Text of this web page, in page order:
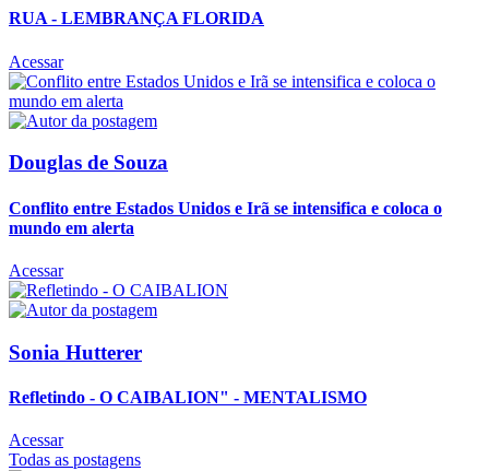
RUA - LEMBRANÇA FLORIDA
Acessar
Douglas de Souza
Conflito entre Estados Unidos e Irã se intensifica e coloca o
mundo em alerta
Acessar
Sonia Hutterer
Refletindo - O CAIBALION" - MENTALISMO
Acessar
Todas as postagens